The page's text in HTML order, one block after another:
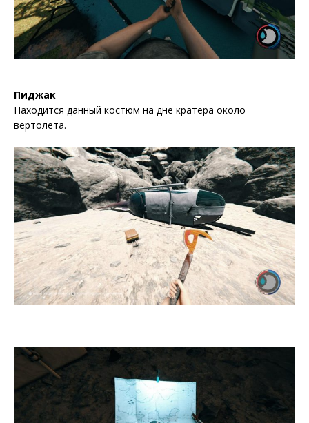
Пиджак
Находится данный костюм на дне кратера около
вертолета.